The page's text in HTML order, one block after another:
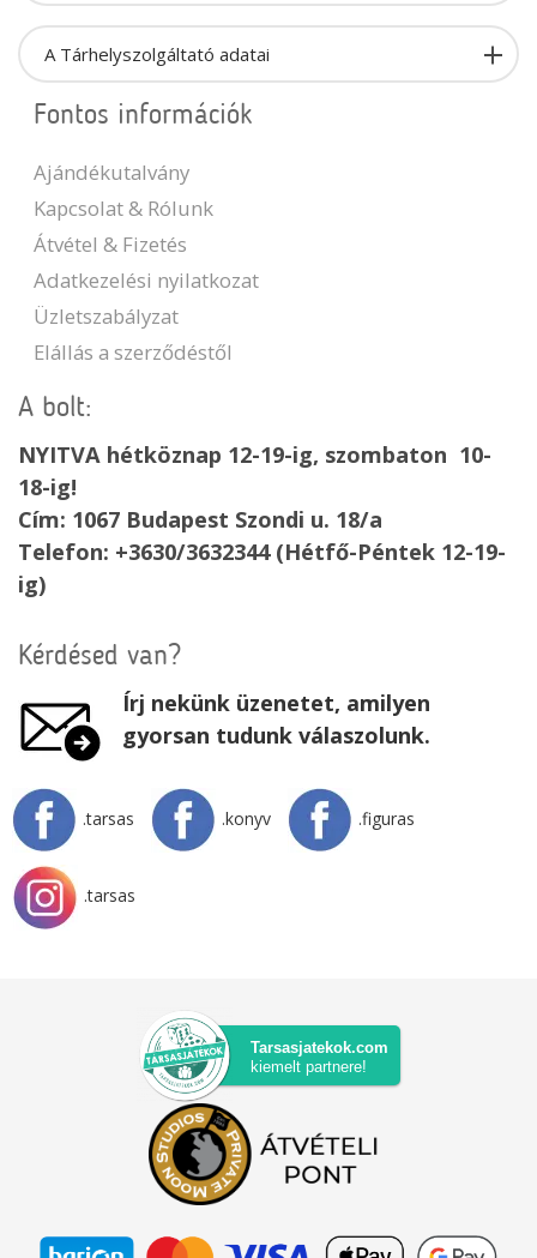
A Tárhelyszolgáltató adatai
Fontos információk
Ajándékutalvány
Kapcsolat & Rólunk
Átvétel & Fizetés
Adatkezelési nyilatkozat
Üzletszabályzat
Elállás a szerződéstől
A bolt:
NYITVA hétköznap 12-19-ig, szombaton 10-
18-ig!
Cím: 1067 Budapest Szondi u. 18/a
Telefon: +3630/3632344 (Hétfő-Péntek 12-19-
ig)
Kérdésed van?
Írj nekünk üzenetet, amilyen
gyorsan tudunk válaszolunk.
.tarsas .konyv .figuras
.tarsas
Tarsasjatekok.com
kiemelt partnere!